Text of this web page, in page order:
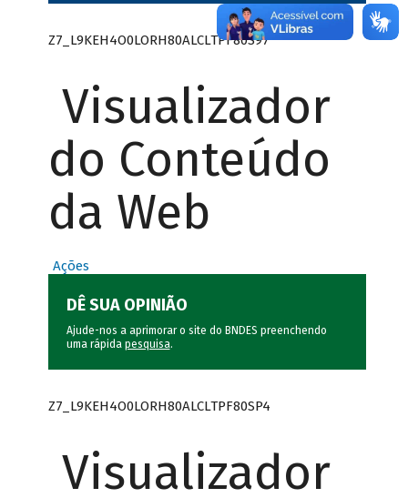
Z7_L9KEH4O0LORH80ALCLTPF80S97
Visualizador
do Conteúdo
da Web
Ações
DÊ SUA OPINIÃO
Ajude-nos a aprimorar o site do BNDES preenchendo
uma rápida pesquisa.
Z7_L9KEH4O0LORH80ALCLTPF80SP4
Visualizador